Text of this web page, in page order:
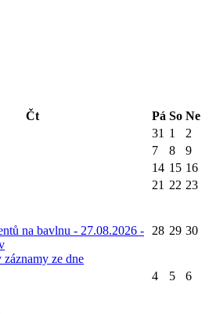
Čt Pá So Ne
31 1
2
7 8
9
14 15 16
21 22 23
na bavlnu - 27.08.2026 -
ze dne
28 29 30
4 5 6